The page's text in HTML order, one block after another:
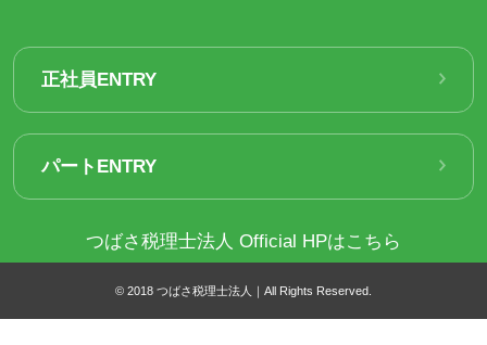
正社員ENTRY
パートENTRY
つばさ税理士法人 Official HPはこちら
© 2018 つばさ税理士法人｜All Rights Reserved.